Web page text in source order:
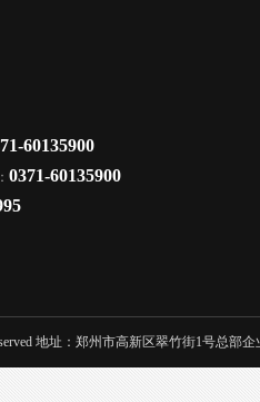
60135900
0371-60135900
地址：郑州市高新区翠竹街1号